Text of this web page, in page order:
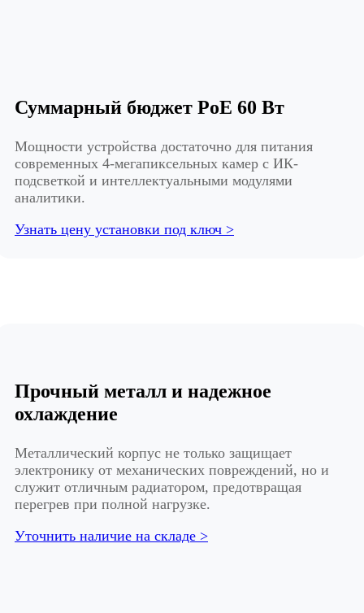
Суммарный бюджет PoE 60 Вт
Мощности устройства достаточно для питания
современных 4-мегапиксельных камер с ИК-
подсветкой и интеллектуальными модулями
аналитики.
Узнать цену установки под ключ >
Прочный металл и надежное
охлаждение
Металлический корпус не только защищает
электронику от механических повреждений, но и
служит отличным радиатором, предотвращая
перегрев при полной нагрузке.
Уточнить наличие на складе >